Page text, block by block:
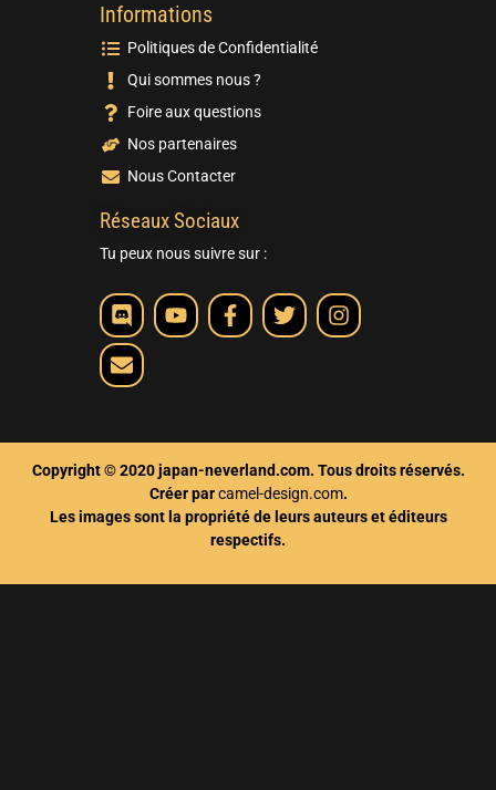
Informations
Politiques de Confidentialité
Qui sommes nous ?
Foire aux questions
Nos partenaires
Nous Contacter
Réseaux Sociaux
Tu peux nous suivre sur :
Copyright © 2020 japan-neverland.com. Tous droits réservés.
Créer parcamel-design.com.
Les images sont la propriété de leurs auteurs et éditeurs
respectifs.